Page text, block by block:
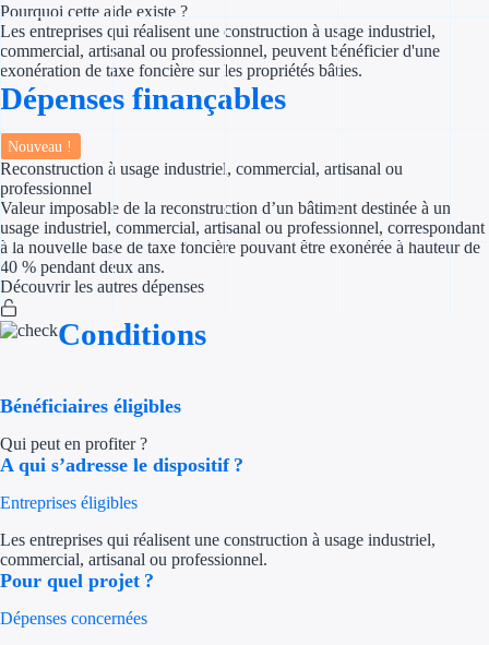
Prêt
Garantie
Solutions MAPi
Pourquoi cette aide existe ?
Les entreprises qui réalisent une construction à usage industriel,
commercial, artisanal ou professionnel, peuvent bénéficier d'une
exonération de taxe foncière sur les propriétés bâties.
Dépenses finançables
Nouveau !
Reconstruction à usage industriel, commercial, artisanal ou
professionnel
Valeur imposable de la reconstruction d’un bâtiment destinée à un
usage industriel, commercial, artisanal ou professionnel, correspondant
à la nouvelle base de taxe foncière pouvant être exonérée à hauteur de
40 % pendant deux ans.
Découvrir les autres dépenses
Conditions
Bénéficiaires éligibles
Qui peut en profiter ?
A qui s’adresse le dispositif ?
Entreprises éligibles
Les entreprises qui réalisent une construction à usage industriel,
commercial, artisanal ou professionnel.
Pour quel projet ?
Dépenses concernées